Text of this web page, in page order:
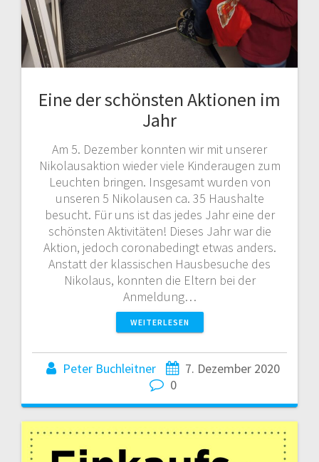
Eine der schönsten Aktionen im
Jahr
Am 5. Dezember konnten wir mit unserer
Nikolausaktion wieder viele Kinderaugen zum
Leuchten bringen. Insgesamt wurden von
unseren 5 Nikolausen ca. 35 Haushalte
besucht. Für uns ist das jedes Jahr eine der
schönsten Aktivitäten! Dieses Jahr war die
Aktion, jedoch coronabedingt etwas anders.
Anstatt der klassischen Hausbesuche des
Nikolaus, konnten die Eltern bei der
Anmeldung…
WEITERLESEN
Peter Buchleitner
7. Dezember 2020
0